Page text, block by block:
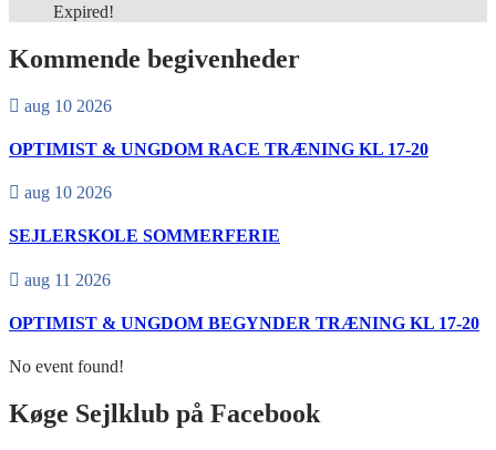
Expired!
Kommende begivenheder
aug 10 2026
OPTIMIST & UNGDOM RACE TRÆNING KL 17-20
aug 10 2026
SEJLERSKOLE SOMMERFERIE
aug 11 2026
OPTIMIST & UNGDOM BEGYNDER TRÆNING KL 17-20
No event found!
Køge Sejlklub på Facebook